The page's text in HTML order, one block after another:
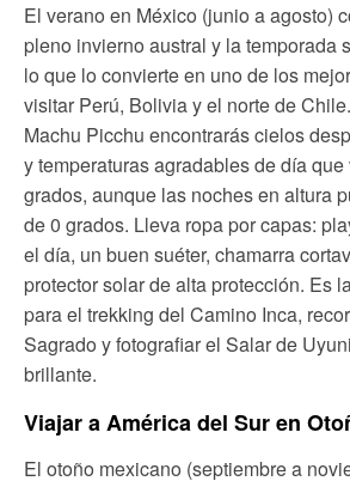
El verano en México (junio a agosto)
pleno invierno austral y la temporada
lo que lo convierte en uno de los
visitar Perú, Bolivia y el norte de
Machu Picchu encontrarás cielos
y temperaturas agradables de día
grados, aunque las noches en altura
de 0 grados. Lleva ropa por capas:
el día, un buen suéter, chamarra
protector solar de alta protección. Es
para el trekking del Camino Inca,
Sagrado y fotografiar el Salar de
brillante.
Viajar a América del Sur en
El otoño mexicano (septiembre a